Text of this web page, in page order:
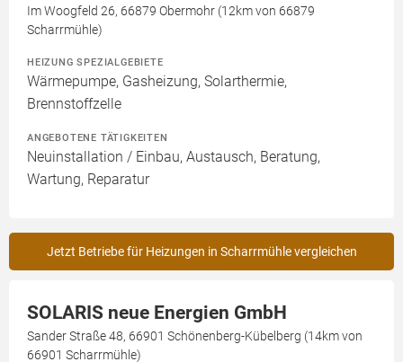
Im Woogfeld 26, 66879 Obermohr (12km von 66879
Scharrmühle)
HEIZUNG SPEZIALGEBIETE
Wärmepumpe, Gasheizung, Solarthermie,
Brennstoffzelle
ANGEBOTENE TÄTIGKEITEN
Neuinstallation / Einbau, Austausch, Beratung,
Wartung, Reparatur
Jetzt Betriebe für Heizungen in Scharrmühle vergleichen
SOLARIS neue Energien GmbH
Sander Straße 48, 66901 Schönenberg-Kübelberg (14km von
66901 Scharrmühle)